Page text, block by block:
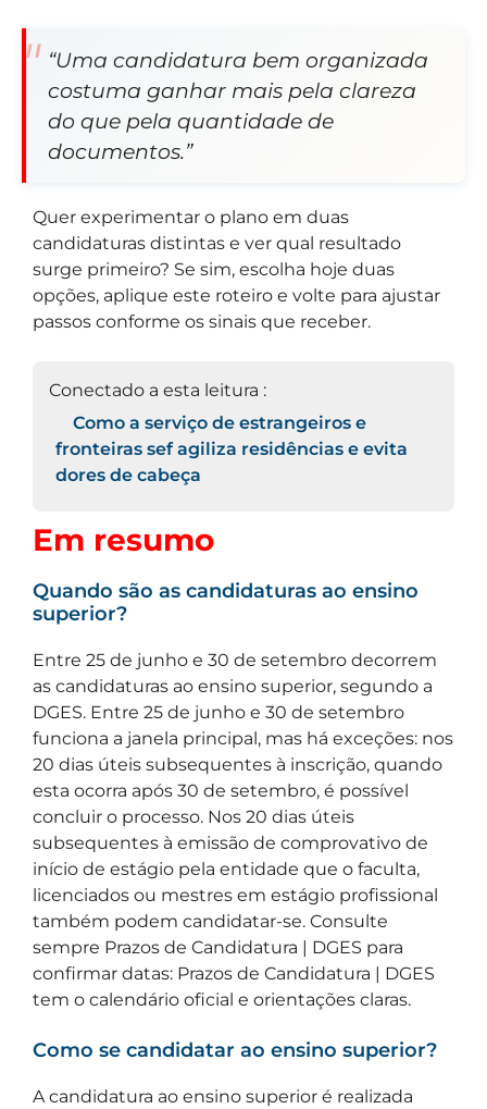
“Uma candidatura bem organizada
costuma ganhar mais pela clareza
do que pela quantidade de
documentos.”
Quer experimentar o plano em duas
candidaturas distintas e ver qual resultado
surge primeiro? Se sim, escolha hoje duas
opções, aplique este roteiro e volte para ajustar
passos conforme os sinais que receber.
Conectado a esta leitura :
Como a serviço de estrangeiros e
fronteiras sef agiliza residências e evita
dores de cabeça
Em resumo
Quando são as candidaturas ao ensino
superior?
Entre 25 de junho e 30 de setembro decorrem
as candidaturas ao ensino superior, segundo a
DGES. Entre 25 de junho e 30 de setembro
funciona a janela principal, mas há exceções: nos
20 dias úteis subsequentes à inscrição, quando
esta ocorra após 30 de setembro, é possível
concluir o processo. Nos 20 dias úteis
subsequentes à emissão de comprovativo de
início de estágio pela entidade que o faculta,
licenciados ou mestres em estágio profissional
também podem candidatar-se. Consulte
sempre Prazos de Candidatura | DGES para
confirmar datas: Prazos de Candidatura | DGES
tem o calendário oficial e orientações claras.
Como se candidatar ao ensino superior?
A candidatura ao ensino superior é realizada